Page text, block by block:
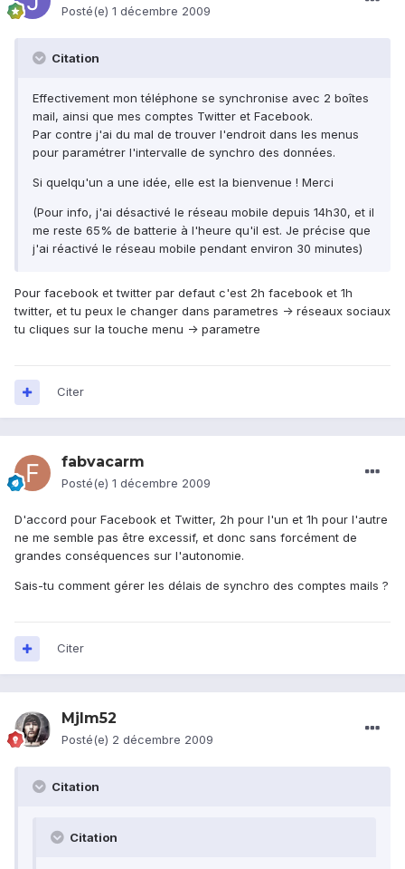
Posté(e) 1 décembre 2009
Citation
Effectivement mon téléphone se synchronise avec 2 boîtes
mail, ainsi que mes comptes Twitter et Facebook.
Par contre j'ai du mal de trouver l'endroit dans les menus
pour paramétrer l'intervalle de synchro des données.
Si quelqu'un a une idée, elle est la bienvenue ! Merci
(Pour info, j'ai désactivé le réseau mobile depuis 14h30, et il
me reste 65% de batterie à l'heure qu'il est. Je précise que
j'ai réactivé le réseau mobile pendant environ 30 minutes)
Pour facebook et twitter par defaut c'est 2h facebook et 1h
twitter, et tu peux le changer dans parametres -> réseaux sociaux
tu cliques sur la touche menu -> parametre
Citer
fabvacarm
Posté(e) 1 décembre 2009
D'accord pour Facebook et Twitter, 2h pour l'un et 1h pour l'autre
ne me semble pas être excessif, et donc sans forcément de
grandes conséquences sur l'autonomie.
Sais-tu comment gérer les délais de synchro des comptes mails ?
Citer
Mjlm52
Posté(e) 2 décembre 2009
Citation
Citation